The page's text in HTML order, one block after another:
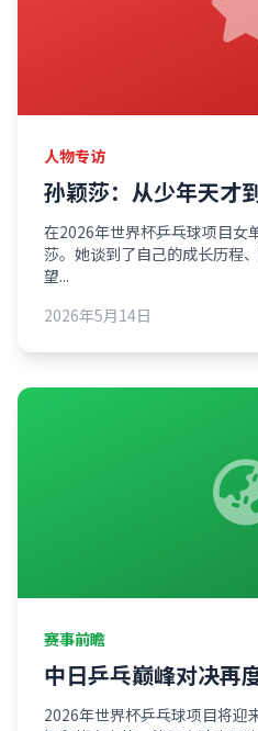
人物专访
孙颖莎：从少年天才
在2026年世界杯乒乓球项目女
莎。她谈到了自己的成长历程
望...
2026年5月14日
赛事前瞻
中日乒乓巅峰对决再
2026年世界杯乒乓球项目将迎